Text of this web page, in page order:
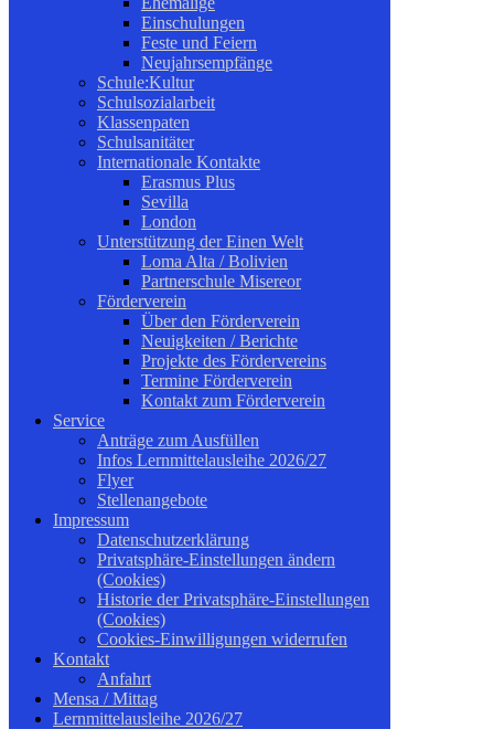
Einschulungen
Feste und Feiern
Neujahrsempfänge
Schule:Kultur
Schulsozialarbeit
Klassenpaten
Schulsanitäter
Internationale Kontakte
Erasmus Plus
Sevilla
London
Unterstützung der Einen Welt
Loma Alta / Bolivien
Partnerschule Misereor
Förderverein
Über den Förderverein
Neuigkeiten / Berichte
Projekte des Fördervereins
Termine Förderverein
Kontakt zum Förderverein
Service
Anträge zum Ausfüllen
Infos Lernmittelausleihe 2026/27
Flyer
Stellenangebote
Impressum
Datenschutzerklärung
Privatsphäre-Einstellungen ändern
(Cookies)
Historie der Privatsphäre-Einstellungen
(Cookies)
Cookies-Einwilligungen widerrufen
Kontakt
Anfahrt
Mensa / Mittag
Lernmittelausleihe 2026/27